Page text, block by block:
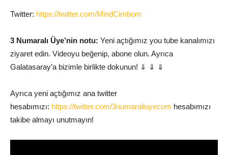
Twitter: https://twitter.com/MindCimbom
3 Numaralı Üye’nin notu: Yeni açtığımız you tube kanalımızı
ziyaret edin. Videoyu beğenip, abone olun. Ayrıca
Galatasaray’a bizimle birlikte dokunun! ⇓ ⇓ ⇓
Ayrıca yeni açtığımız ana twitter
hesabımızı: https://twitter.com/3numaraliuyecom hesabımızı
takibe almayı unutmayın!